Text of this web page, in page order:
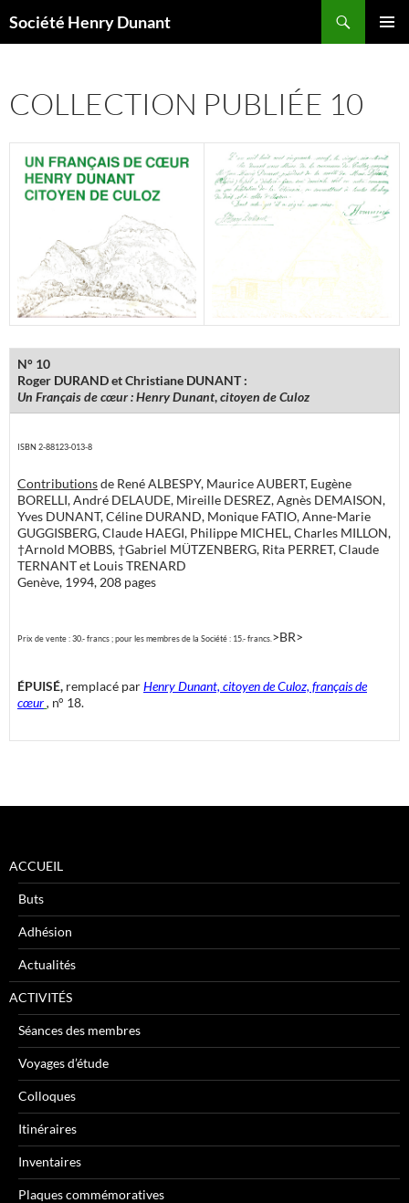
au
Société Henry Dunant
COLLECTION PUBLIÉE 10
N° 10
Roger DURAND et Christiane DUNANT :
Un Français de cœur : Henry Dunant,citoyen de Culoz
ISBN 2-88123-013-8
Contributionsde René ALBESPY, Maurice AUBERT, Eugène
BORELLI, André DELAUDE, Mireille DESREZ, Agnès DEMAISON,
Yves DUNANT, Céline DURAND, Monique FATIO, Anne-Marie
GUGGISBERG, Claude HAEGI, Philippe MICHEL, Charles MILLON,
†Arnold MOBBS, †Gabriel MÜTZENBERG, Rita PERRET, Claude
TERNANT et Louis TRENARD
Genève, 1994, 208 pages
Prix de vente : 30.- francs ; pour les membres de la Société : 15.- francs. >BR>
ÉPUISÉ, remplacé parHenry Dunant, citoyen de Culoz, français de
cœur, n° 18.
ACCUEIL
Buts
Adhésion
Actualités
ACTIVITÉS
Séances des membres
Voyages d’étude
Colloques
Itinéraires
Inventaires
Plaques commémoratives